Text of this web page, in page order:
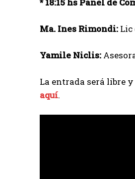
Ma. Ines Rimondi: Lic
Yamile Niclis:
La entrada será libre
aquí.